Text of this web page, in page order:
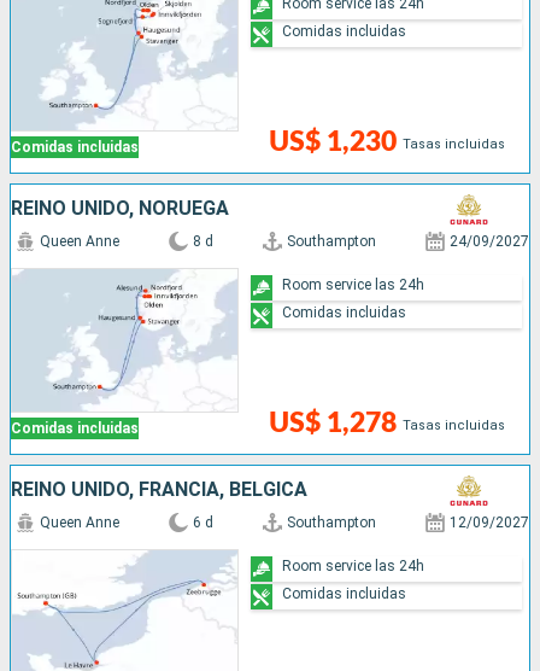
Comidas incluidas US$ 1,230 Tasas incluidas
Room service las 24h
Comidas incluidas
REINO UNIDO, NORUEGA
Comidas incluidas
Queen Anne 8 d Southampton 24/09/2027
US$ 1,278 Tasas incluidas
Room service las 24h
Comidas incluidas
REINO UNIDO, FRANCIA, BÉLGICA
Queen Anne 6 d Southampton 12/09/2027
Room service las 24h
Comidas incluidas